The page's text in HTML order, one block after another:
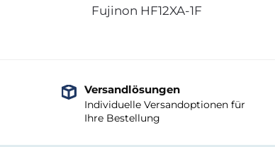
Fujinon HF12XA-1F
Versandlösungen
Individuelle Versandoptionen für
Ihre Bestellung